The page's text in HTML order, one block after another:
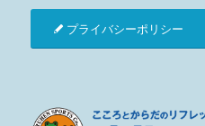
プライバシーポリシー